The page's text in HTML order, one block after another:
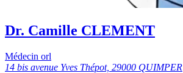
Dr. Camille CLEMENT
Médecin orl
14 bis avenue Yves Thépot, 29000 QUIMPER